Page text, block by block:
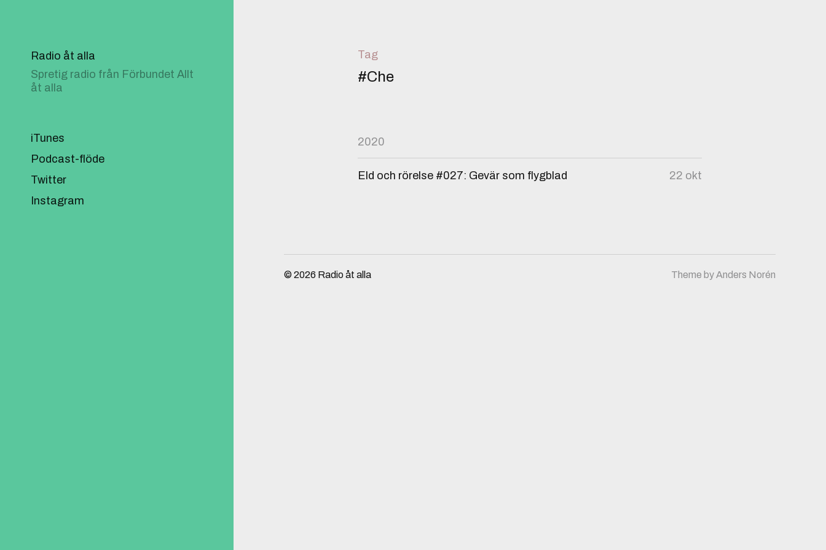
Radio åt alla
Spretig radio från Förbundet Allt
åt alla
iTunes
Podcast-flöde
Twitter
Instagram
Tag
#Che
2020
Eld och rörelse #027: Gevär som flygblad 22 okt
© 2026 Radio åt alla Theme byAnders Norén